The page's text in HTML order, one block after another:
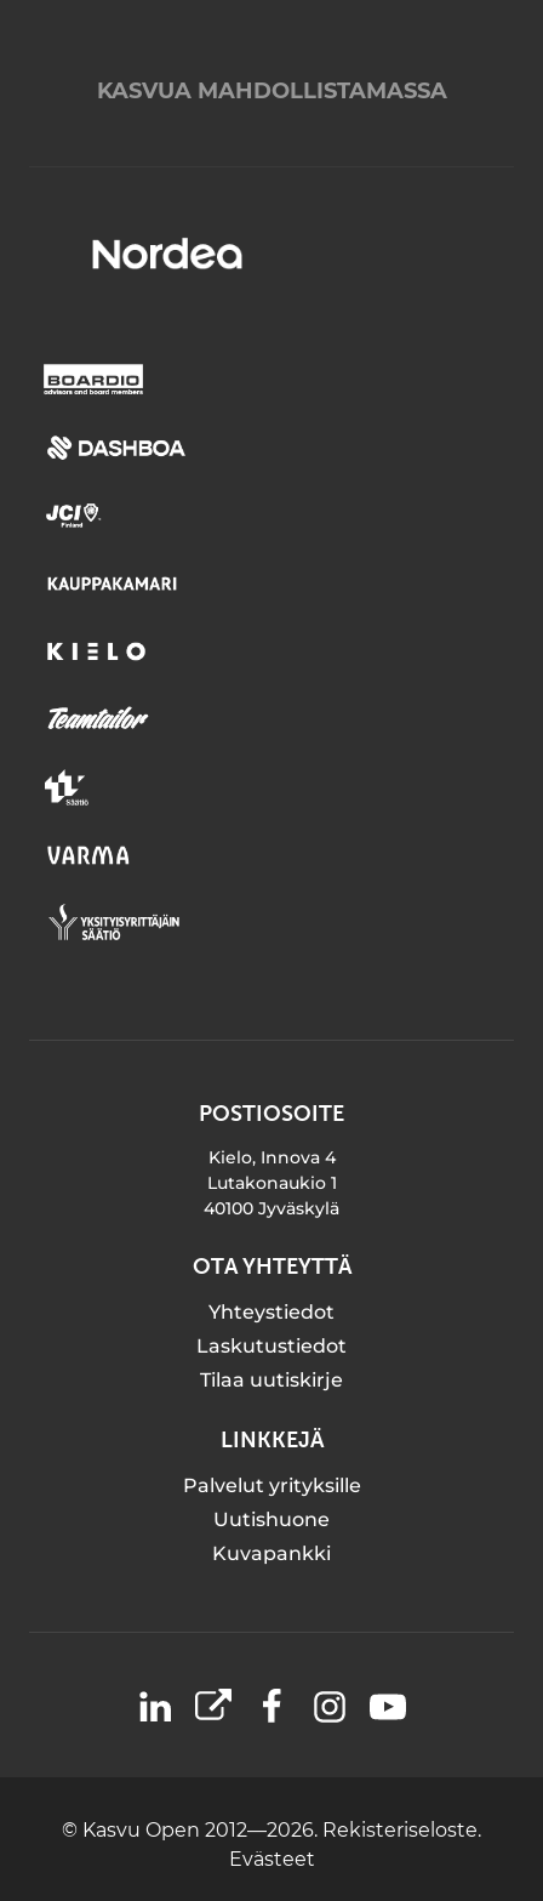
KASVUA MAHDOLLISTAMASSA
POSTIOSOITE
Kielo, Innova 4
Lutakonaukio 1
40100 Jyväskylä
OTA YHTEYTTÄ
Yhteystiedot
Laskutustiedot
Tilaa uutiskirje
LINKKEJÄ
Palvelut yrityksille
Uutishuone
Kuvapankki
LinkedIn
X FacebookInstagramYouTube
© Kasvu Open 2012—2026. Rekisteriseloste.
Evästeet